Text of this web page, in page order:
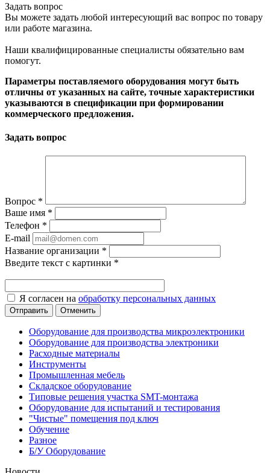
Задать вопрос
Вы можете задать любой интересующий вас вопрос по товару
или работе магазина.
Наши квалифицированные специалисты обязательно вам
помогут.
Параметры поставляемого оборудования могут быть
отличны от указанных на сайте, точные характеристики
указываются в спецификации при формировании
коммерческого предложения.
Задать вопрос
Вопрос *
Ваше имя *
Телефон *
E-mail
Название организации *
Введите текст с картинки *
Я согласен на обработку персональных данных
Отменить
Оборудование для производства микроэлектроники
Оборудование для производства электроники
Расходные материалы
Инструменты
Промышленная мебель
Складское оборудование
Типовые решения участка SMT-монтажа
Оборудование для испытаний и тестирования
"Чистые" помещения под ключ
Обучение
Разное
Б/У Оборудование